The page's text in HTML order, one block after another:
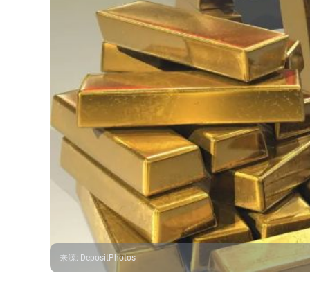
来源: DepositPhotos